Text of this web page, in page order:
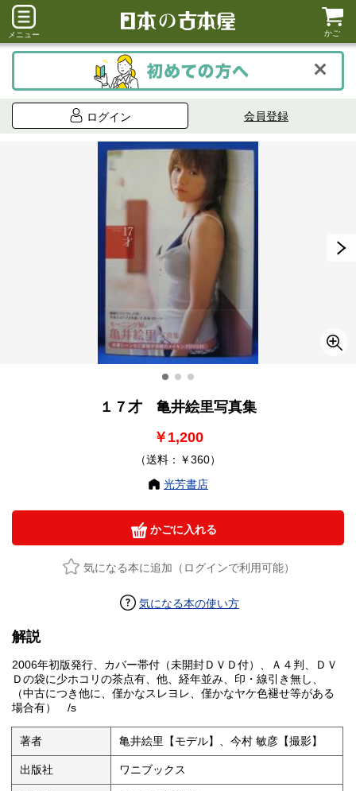
メニュー かご
ログイン 会員登録
１７才 亀井絵里写真集
￥1,200
（送料：￥360）
光芳書店
かごに入れる
気になる本に追加（ログインで利用可能）
気になる本の使い方
解説
2006年初版発行、カバー帯付（未開封ＤＶＤ付）、Ａ４判、ＤＶ
Ｄの袋に少ホコリの茶点有、他、経年並み、印・線引き無し、
（中古につき他に、僅かなスレヨレ、僅かなヤケ色褪せ等がある
場合有） /s
著者 亀井絵里【モデル】、今村 敏彦【撮影】
出版社 ワニブックス